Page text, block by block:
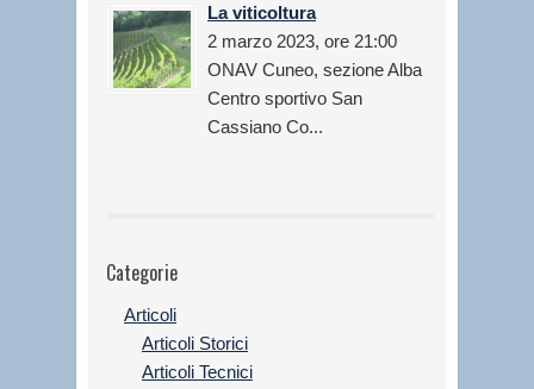
La viticoltura
2 marzo 2023, ore 21:00
ONAV Cuneo, sezione Alba
Centro sportivo San
Cassiano Co...
Categorie
Articoli
Articoli Storici
Articoli Tecnici